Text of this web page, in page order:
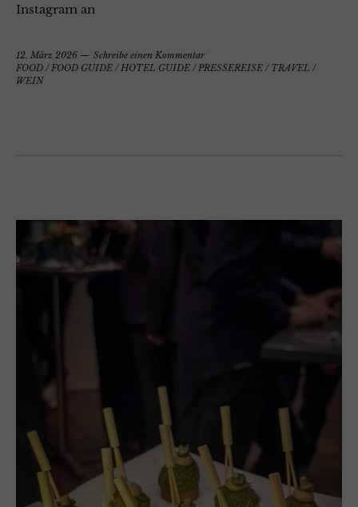
Instagram an
12. März 2026
Schreibe einen Kommentar
FOOD / FOOD GUIDE / HOTEL GUIDE / PRESSEREISE / TRAVEL /
WEIN